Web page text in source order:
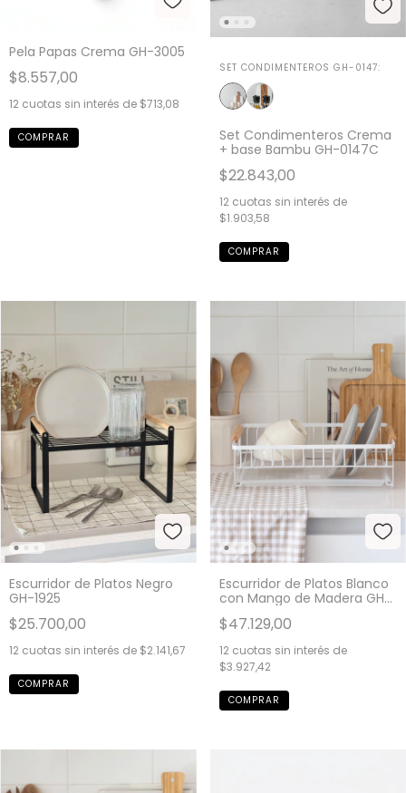
Pela Papas Crema GH-3005
$8.557,00
12 cuotas sin interés de $713,08
SET CONDIMENTEROS GH-0147:
Set Condimenteros Crema
+ base Bambu GH-0147C
$22.843,00
12 cuotas sin interés de
$1.903,58
Escurridor de Platos Negro
GH-1925
$25.700,00
12 cuotas sin interés de $2.141,67
Escurridor de Platos Blanco
con Mango de Madera GH-
$47.129,00
12 cuotas sin interés de
$3.927,42